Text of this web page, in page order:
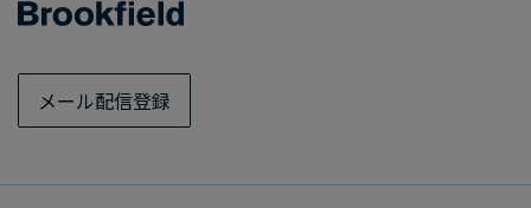
メール配信登録